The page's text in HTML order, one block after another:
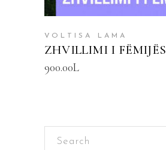
VOLTISA LAMA
ZHVILLIMI I FËMIJËS
900.00L
Search